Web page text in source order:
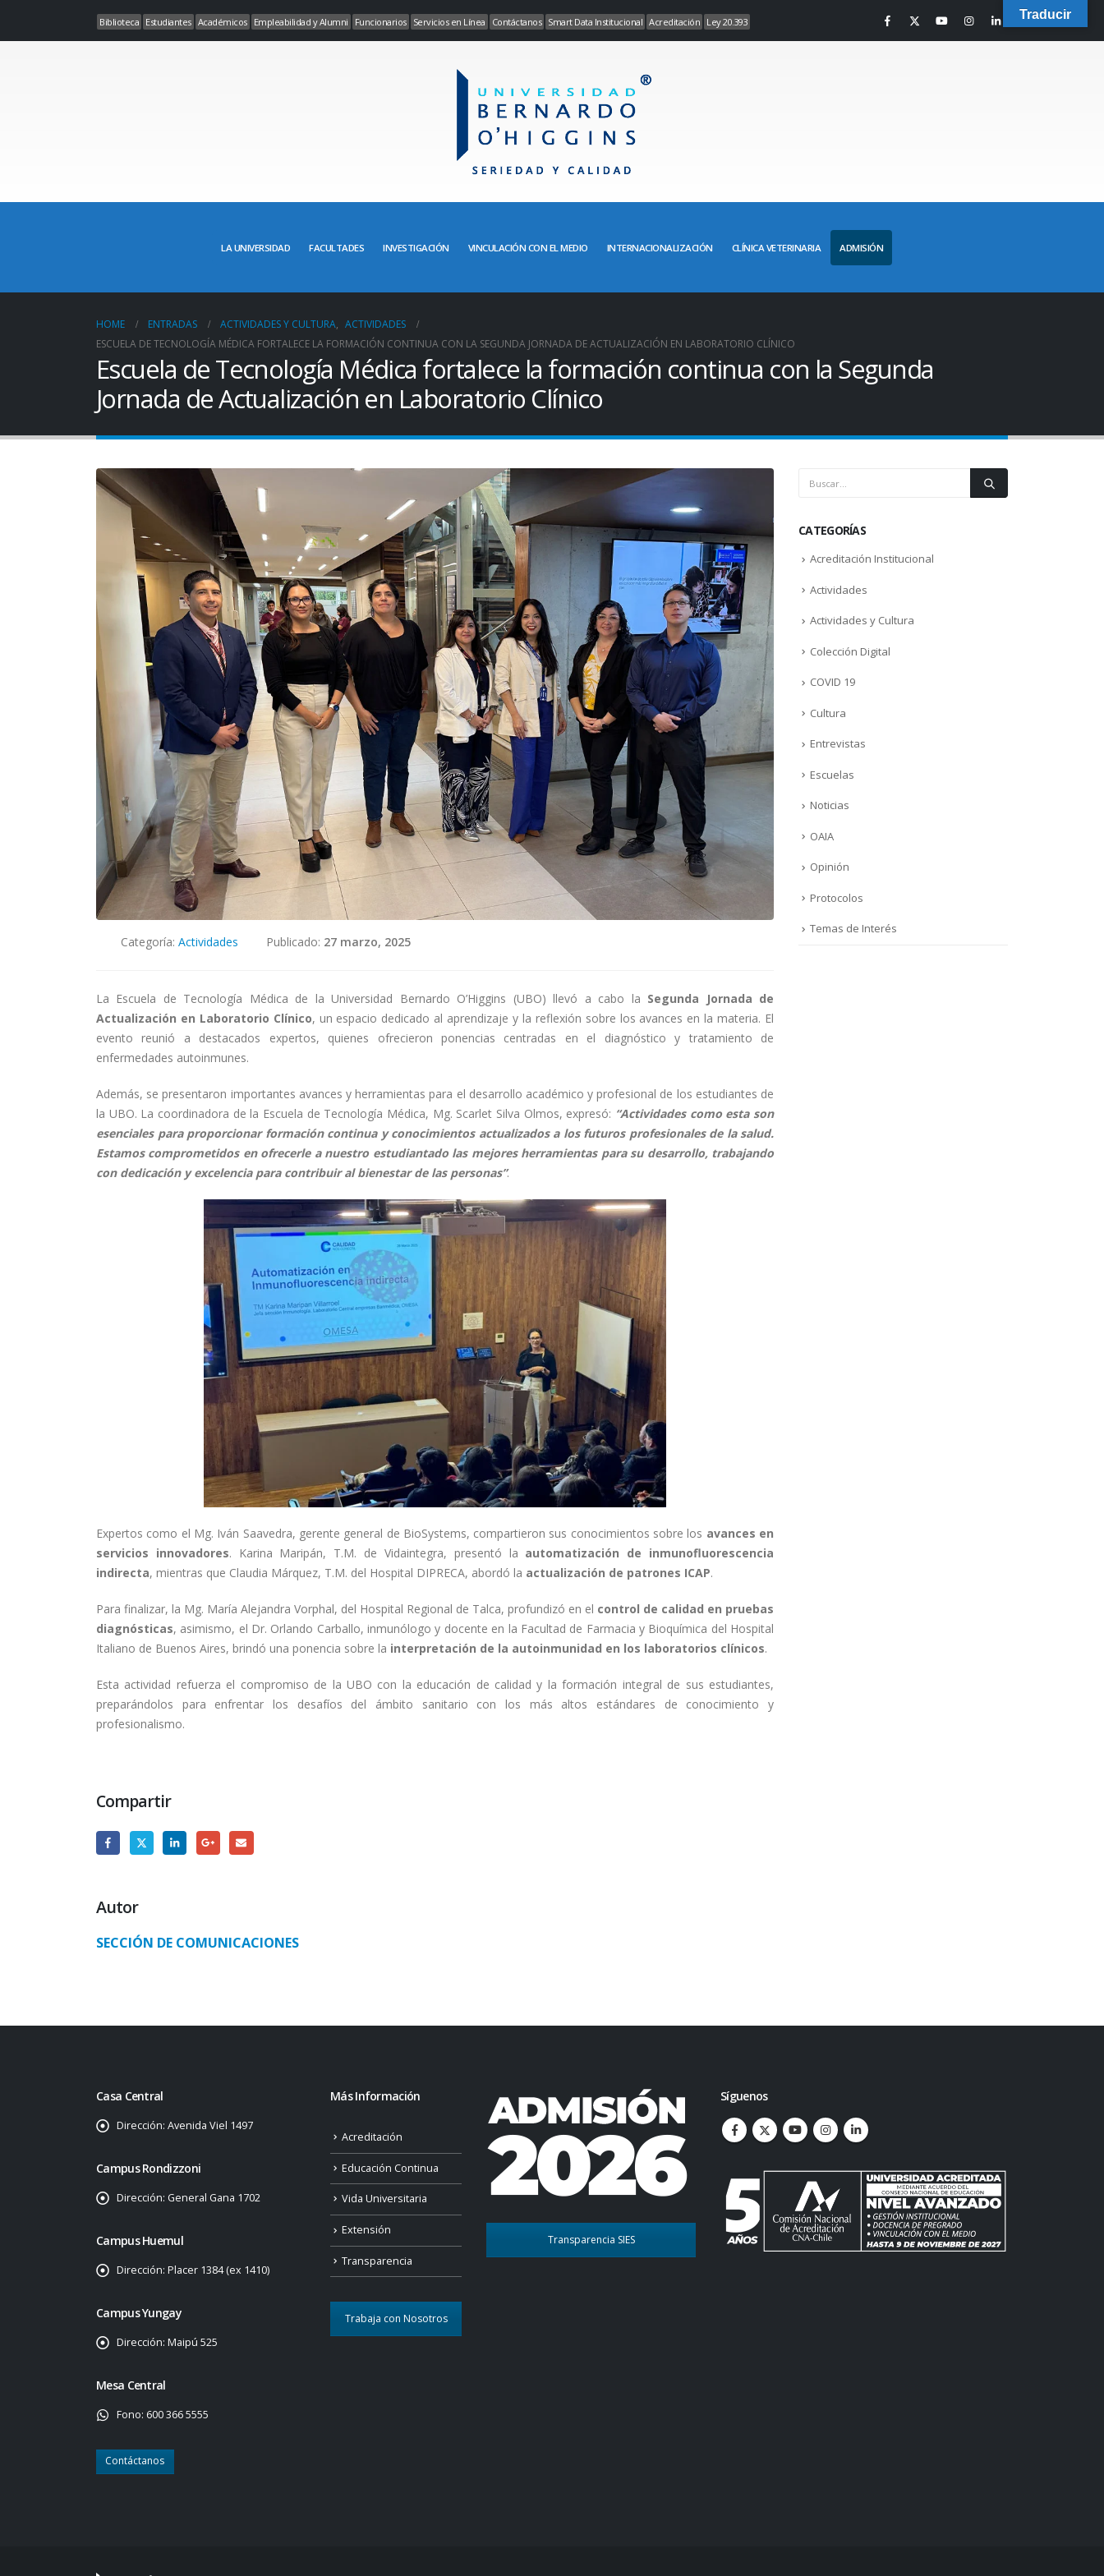
Biblioteca Estudiantes Académicos Empleabilidad y Alumni Funcionarios Servicios en Línea Contáctanos Smart Data Institucional Acreditación Ley 20.393
LA UNIVERSIDAD FACULTADES INVESTIGACIÓN VINCULACIÓN CON EL MEDIO INTERNACIONALIZACIÓN CLÍNICA VETERINARIA ADMISIÓN
HOME ENTRADAS ACTIVIDADES Y CULTURA, ACTIVIDADES
ESCUELA DE TECNOLOGÍA MÉDICA FORTALECE LA FORMACIÓN CONTINUA CON LA SEGUNDA JORNADA DE ACTUALIZACIÓN EN LABORATORIO CLÍNICO
Escuela de Tecnología Médica fortalece la formación continua con la Segunda
Jornada de Actualización en Laboratorio Clínico
Categoría: Actividades Publicado: 27 marzo, 2025
La Escuela de Tecnología Médica de la Universidad Bernardo O’Higgins (UBO) llevó a cabo la Segunda Jornada de
Actualización en Laboratorio Clínico, un espacio dedicado al aprendizaje y la reflexión sobre los avances en la materia. El
evento reunió a destacados expertos, quienes ofrecieron ponencias centradas en el diagnóstico y tratamiento de
enfermedades autoinmunes.
Además, se presentaron importantes avances y herramientas para el desarrollo académico y profesional de los estudiantes de
la UBO. La coordinadora de la Escuela de Tecnología Médica, Mg. Scarlet Silva Olmos, expresó: “Actividades como esta son
esenciales para proporcionar formación continua y conocimientos actualizados a los futuros profesionales de la salud.
Estamos comprometidos en ofrecerle a nuestro estudiantado las mejores herramientas para su desarrollo, trabajando
con dedicación y excelencia para contribuir al bienestar de las personas”.
Expertos como el Mg. Iván Saavedra, gerente general de BioSystems, compartieron sus conocimientos sobre los avances en
servicios innovadores. Karina Maripán, T.M. de Vidaintegra, presentó la automatización de inmunofluorescencia
indirecta, mientras que Claudia Márquez, T.M. del Hospital DIPRECA, abordó la actualización de patrones ICAP.
Para finalizar, la Mg. María Alejandra Vorphal, del Hospital Regional de Talca, profundizó en el control de calidad en pruebas
diagnósticas, asimismo, el Dr. Orlando Carballo, inmunólogo y docente en la Facultad de Farmacia y Bioquímica del Hospital
Italiano de Buenos Aires, brindó una ponencia sobre la interpretación de la autoinmunidad en los laboratorios clínicos.
Esta actividad refuerza el compromiso de la UBO con la educación de calidad y la formación integral de sus estudiantes,
preparándolos para enfrentar los desafíos del ámbito sanitario con los más altos estándares de conocimiento y
profesionalismo.
Compartir
Autor
SECCIÓN DE COMUNICACIONES
CATEGORÍAS
Acreditación Institucional
Actividades
Actividades y Cultura
Colección Digital
COVID 19
Cultura
Entrevistas
Escuelas
Noticias
OAIA
Opinión
Protocolos
Temas de Interés
Casa Central
Dirección: Avenida Viel 1497
Campus Rondizzoni
Dirección: General Gana 1702
Campus Huemul
Dirección: Placer 1384 (ex 1410)
Campus Yungay
Dirección: Maipú 525
Mesa Central
Fono: 600 366 5555
Contáctanos
Más Información
Acreditación
Educación Continua
Vida Universitaria
Extensión
Transparencia
Trabaja con Nosotros
Transparencia SIES
Síguenos
Traducir